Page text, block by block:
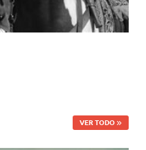
VER TODO